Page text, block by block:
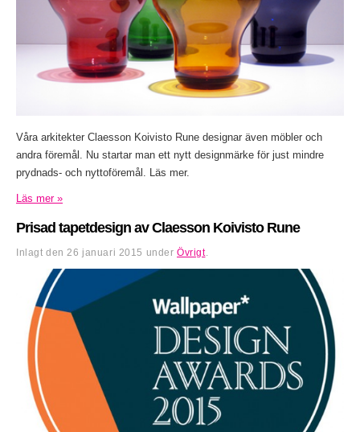
Våra arkitekter Claesson Koivisto Rune designar även möbler och
andra föremål. Nu startar man ett nytt designmärke för just mindre
prydnads- och nyttoföremål. Läs mer.
Läs mer »
Prisad tapetdesign av Claesson Koivisto Rune
Inlagt den 26 januari 2015 underÖvrigt.